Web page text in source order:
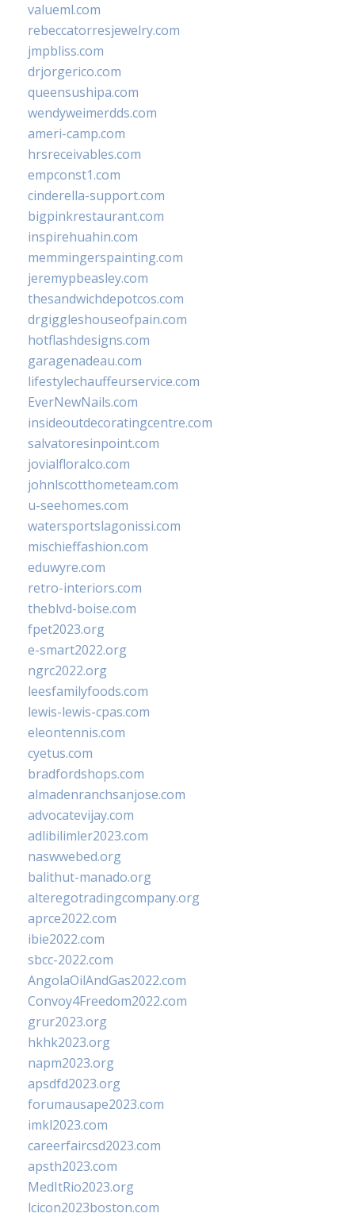
valueml.com
rebeccatorresjewelry.com
jmpbliss.com
drjorgerico.com
queensushipa.com
wendyweimerdds.com
ameri-camp.com
hrsreceivables.com
empconst1.com
cinderella-support.com
bigpinkrestaurant.com
inspirehuahin.com
memmingerspainting.com
jeremypbeasley.com
thesandwichdepotcos.com
drgiggleshouseofpain.com
hotflashdesigns.com
garagenadeau.com
lifestylechauffeurservice.com
EverNewNails.com
insideoutdecoratingcentre.com
salvatoresinpoint.com
jovialfloralco.com
johnlscotthometeam.com
u-seehomes.com
watersportslagonissi.com
mischieffashion.com
eduwyre.com
retro-interiors.com
theblvd-boise.com
fpet2023.org
e-smart2022.org
ngrc2022.org
leesfamilyfoods.com
lewis-lewis-cpas.com
eleontennis.com
cyetus.com
bradfordshops.com
almadenranchsanjose.com
advocatevijay.com
adlibilimler2023.com
naswwebed.org
balithut-manado.org
alteregotradingcompany.org
aprce2022.com
ibie2022.com
sbcc-2022.com
AngolaOilAndGas2022.com
Convoy4Freedom2022.com
grur2023.org
hkhk2023.org
napm2023.org
apsdfd2023.org
forumausape2023.com
imkl2023.com
careerfaircsd2023.com
apsth2023.com
MedItRio2023.org
lcicon2023boston.com